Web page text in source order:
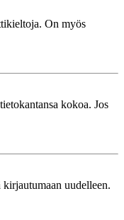
On myös
kokoa. Jos
uudelleen.